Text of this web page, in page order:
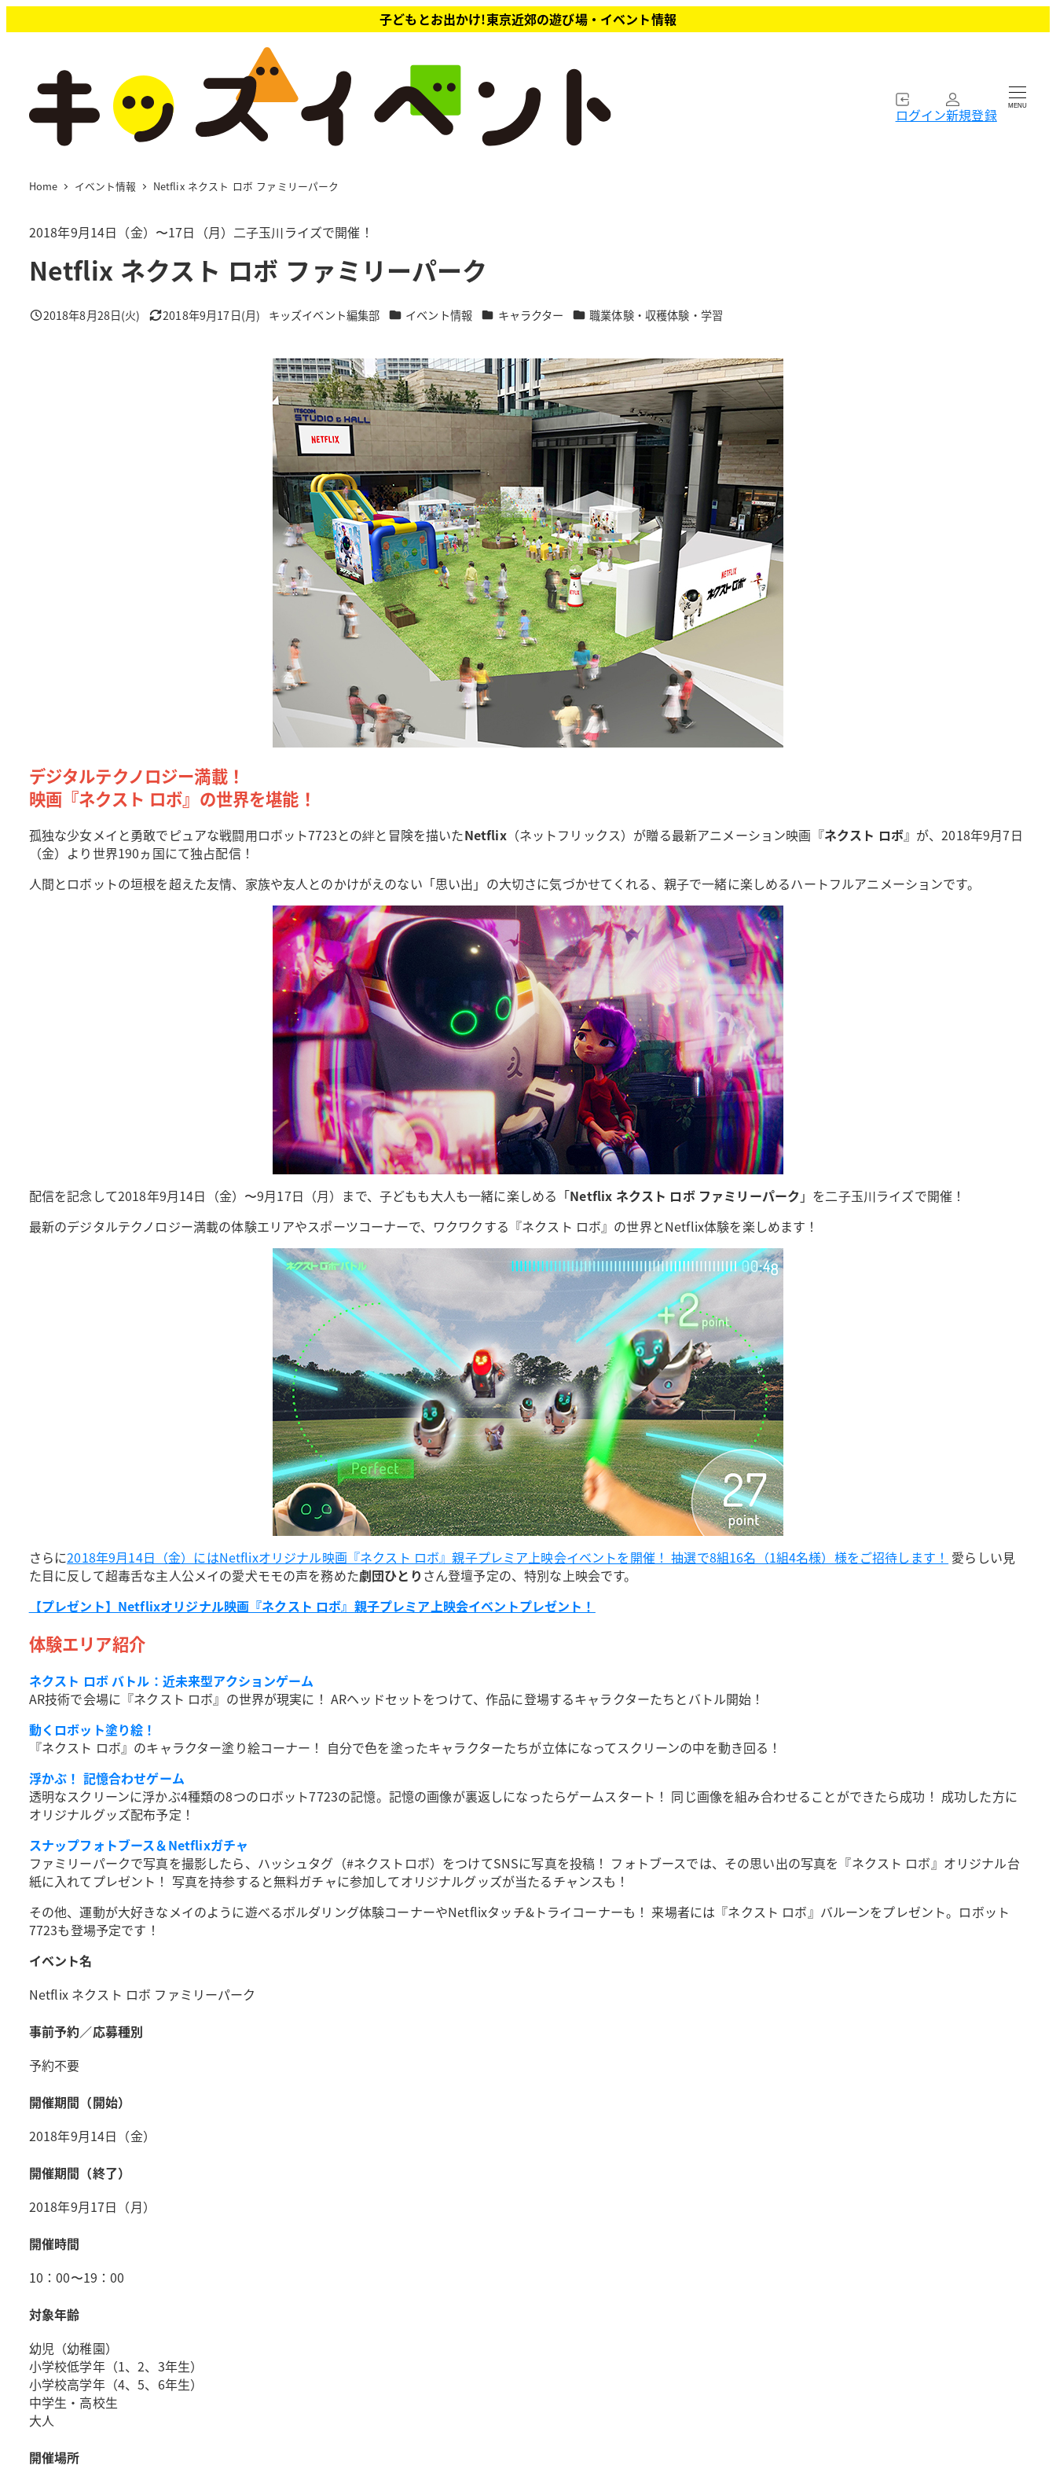
イ
子どもとお出かけ!東京近郊の遊び場・イベント情報
ログイン新規登録 MENU
Home イベント情報 Netflix ネクスト ロボ ファミリーパーク
2018年9月14日（金）〜17日（月）二子玉川ライズで開催！
Netflix ネクスト ロボ ファミリーパーク
投稿日
2018年8月28日(火) 更新日
2018年9月17日(月)
著
キッズイベント編集部 カテゴリー
イベント情報 カテゴリー
キャラクター カテゴリー
職業体験・収穫体験・学習
デジタルテクノロジー満載！
映画『ネクスト ロボ』の世界を堪能！
孤独な少女メイと勇敢でピュアな戦闘用ロボット7723との絆と冒険を描いたNetflix（ネットフリックス）が贈る最新アニメーション映画『ネクスト ロボ』が、2018年9月7日
（金）より世界190ヵ国にて独占配信！
人間とロボットの垣根を超えた友情、家族や友人とのかけがえのない「思い出」の大切さに気づかせてくれる、親子で一緒に楽しめるハートフルアニメーションです。
配信を記念して2018年9月14日（金）〜9月17日（月）まで、子どもも大人も一緒に楽しめる「Netflix ネクスト ロボ ファミリーパーク 」を二子玉川ライズで開催！
最新のデジタルテクノロジー満載の体験エリアやスポーツコーナーで、ワクワクする『ネクスト ロボ』の世界とNetflix体験を楽しめます！
さらに2018年9月14日（金）にはNetflixオリジナル映画『ネクスト ロボ』親子プレミア上映会イベントを開催！ 抽選で8組16名（1組4名様）様をご招待します！ 愛らしい見
た目に反して超毒舌な主人公メイの愛犬モモの声を務めた劇団ひとり さん登壇予定の、特別な上映会です。
【プレゼント】Netflixオリジナル映画『ネクスト ロボ』親子プレミア上映会イベントプレゼント！
体験エリア紹介
ネクスト ロボ バトル：近未来型アクションゲーム
AR技術で会場に『ネクスト ロボ』の世界が現実に！ ARヘッドセットをつけて、作品に登場するキャラクターたちとバトル開始！
動くロボット塗り絵！
『ネクスト ロボ』のキャラクター塗り絵コーナー！ 自分で色を塗ったキャラクターたちが立体になってスクリーンの中を動き回る！
浮かぶ！ 記憶合わせゲーム
透明なスクリーンに浮かぶ4種類の8つのロボット7723の記憶。記憶の画像が裏返しになったらゲームスタート！ 同じ画像を組み合わせることができたら成功！ 成功した方に
オリジナルグッズ配布予定！
スナップフォトブース＆Netflixガチャ
ファミリーパークで写真を撮影したら、ハッシュタグ（#ネクストロボ）をつけてSNSに写真を投稿！ フォトブースでは、その思い出の写真を『ネクスト ロボ』オリジナル台
紙に入れてプレゼント！ 写真を持参すると無料ガチャに参加してオリジナルグッズが当たるチャンスも！
その他、運動が大好きなメイのように遊べるボルダリング体験コーナーやNetflixタッチ&トライコーナーも！ 来場者には『ネクスト ロボ』バルーンをプレゼント。ロボット
7723も登場予定です！
イベント名
Netflix ネクスト ロボ ファミリーパーク
事前予約／応募種別
予約不要
開催期間（開始）
2018年9月14日（金）
開催期間（終了）
2018年9月17日（月）
開催時間
10：00〜19：00
対象年齢
幼児（幼稚園）
小学校低学年（1、2、3年生）
小学校高学年（4、5、6年生）
中学生・高校生
大人
開催場所